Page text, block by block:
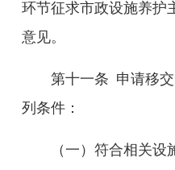
环节征求市政设施养护
意见。
第十一条 申请移
列条件：
（一）符合相关